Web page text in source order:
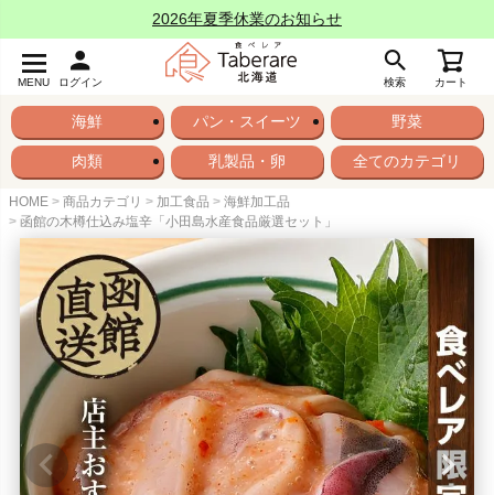
2026年夏季休業のお知らせ
MENU ログイン 検索 カート
海鮮 パン・スイーツ 野菜
肉類 乳製品・卵 全てのカテゴリ
HOME 商品カテゴリ 加工食品
海鮮加工品
函館の木樽仕込み塩辛「小田島水産食品厳選セット」